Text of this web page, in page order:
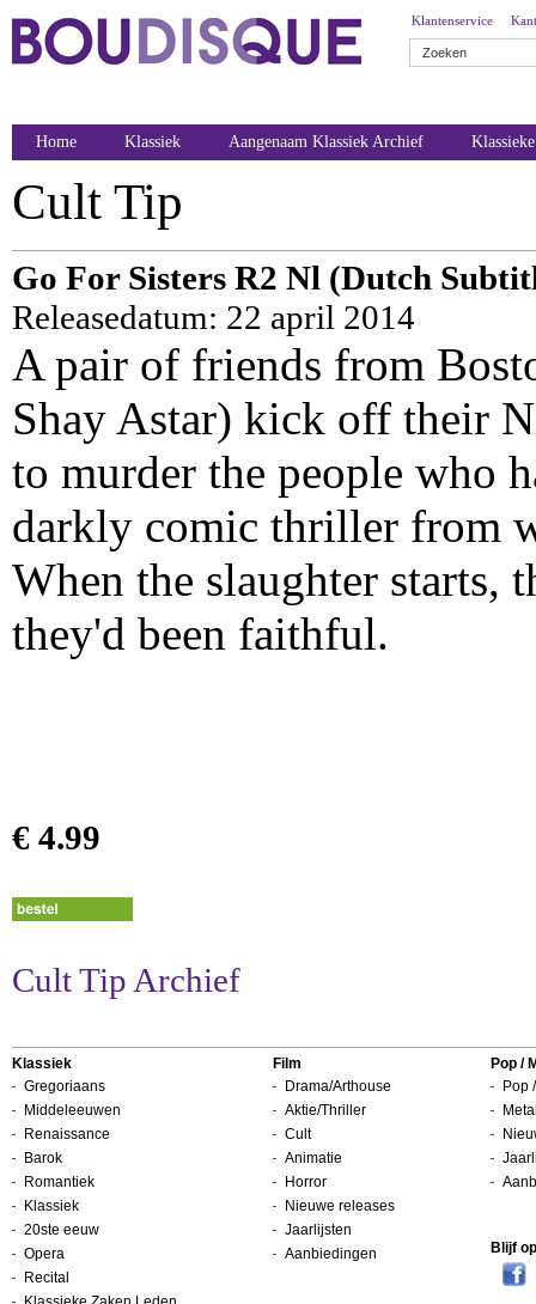
Klantenservice
Home Klassiek Aangenaam Klassiek Archief
Cult Tip
Go For Sisters R2 Nl (Dutch
Releasedatum: 22 april 2014
A pair of friends from
Shay Astar) kick off their
to murder the people who
darkly comic thriller from
When the slaughter
they'd been faithful.
€ 4.99
Cult Tip Archief
Klassiek
Gregoriaans
Middeleeuwen
Renaissance
Barok
Romantiek
Klassiek
20ste eeuw
Opera
Recital
Film
Drama/Arthouse
Aktie/Thriller
Cult
Animatie
Horror
Nieuwe releases
Jaarlijsten
Aanbiedingen
Pop /
Pop
Blijf